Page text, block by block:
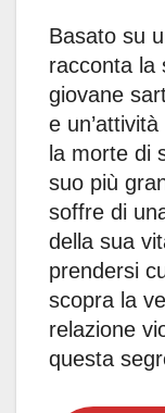
Basato su
racconta la
giovane
e
la morte di
suo più
soffre di
della sua
prendersi
scopra la
relazione
questa